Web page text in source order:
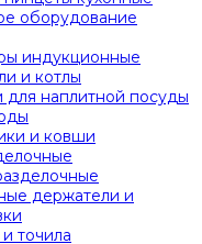
оборудование
индукционные
и котлы
наплитной посуды
и ковши
держатели и
точила